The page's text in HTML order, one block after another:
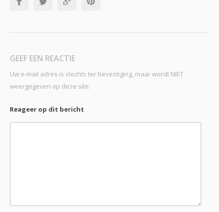
GEEF EEN REACTIE
Uw e-mail adres is slechts ter bevestiging, maar wordt NIET
weergegeven op deze site.
Reageer op dit bericht